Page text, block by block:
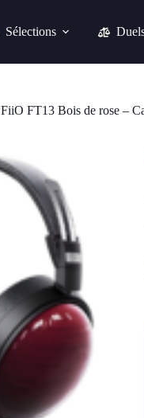
Sélections
FiiO FT13 Bois de rose –